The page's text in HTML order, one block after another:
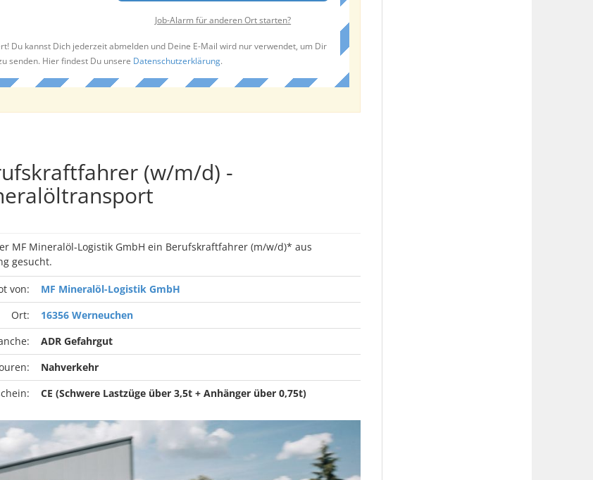
Job-Alarm für anderen Ort starten?
Du kannst Dich jederzeit abmelden und Deine E-Mail wird nur verwendet, um Dir
senden. Hier findest Du unsere Datenschutzerklärung.
(w/m/d) -
MF Mineralöl-Logistik GmbH ein Berufskraftfahrer (m/w/d)* aus
gesucht.
von:
MF Mineralöl-Logistik GmbH
Ort:
16356 Werneuchen
ADR Gefahrgut
Nahverkehr
CE (Schwere Lastzüge über 3,5t + Anhänger über 0,75t)